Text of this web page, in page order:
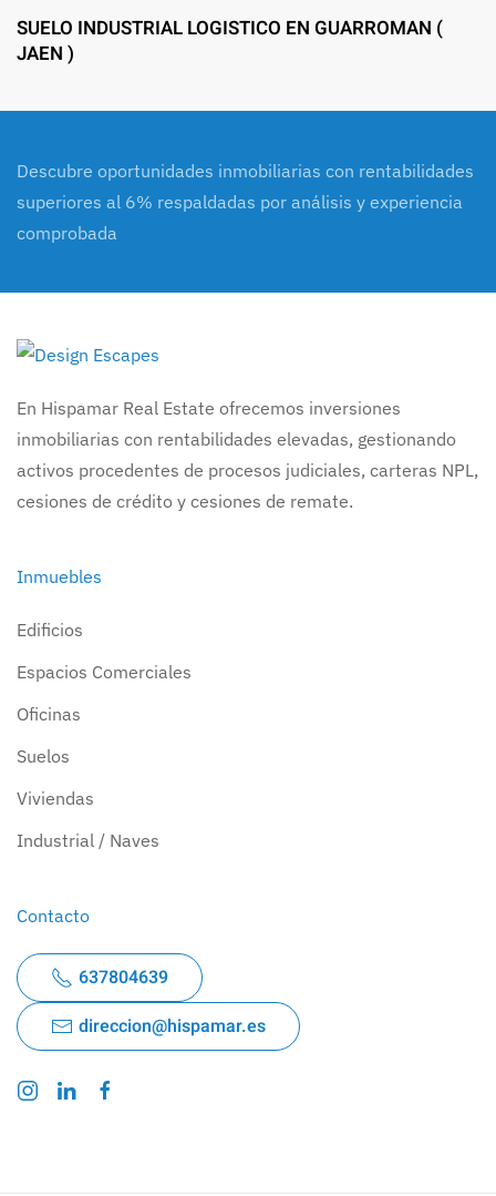
SUELO INDUSTRIAL LOGISTICO EN GUARROMAN (
JAEN )
Descubre oportunidades inmobiliarias con rentabilidades
superiores al 6% respaldadas por análisis y experiencia
comprobada
En Hispamar Real Estate ofrecemos inversiones
inmobiliarias con rentabilidades elevadas, gestionando
activos procedentes de procesos judiciales, carteras NPL,
cesiones de crédito y cesiones de remate.
Inmuebles
Edificios
Espacios Comerciales
Oficinas
Suelos
Viviendas
Industrial / Naves
Contacto
637804639
direccion@hispamar.es